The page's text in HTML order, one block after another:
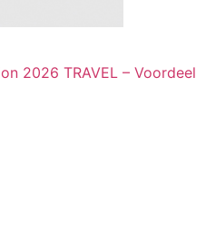
2026 TRAVEL – Voordeel